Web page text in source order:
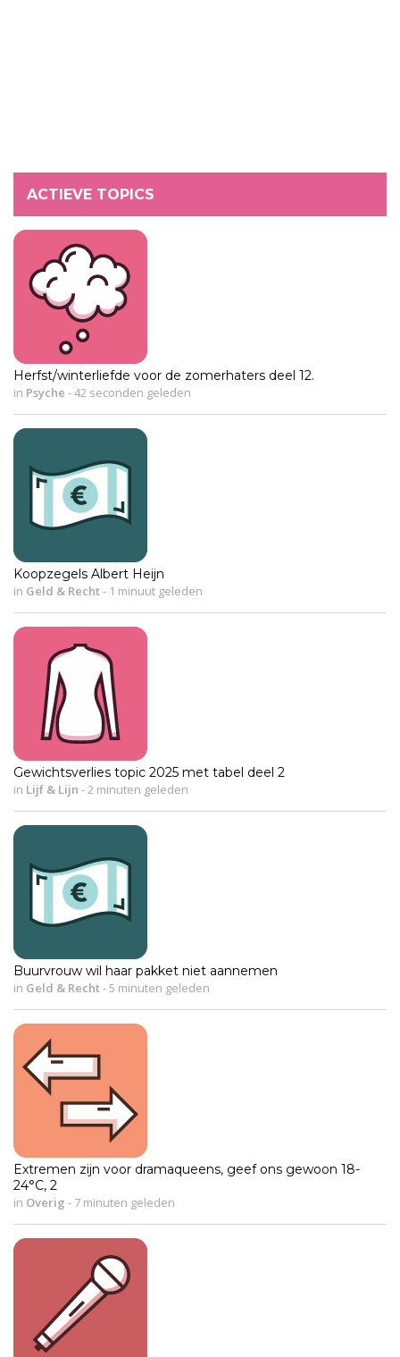
ACTIEVE TOPICS
Herfst/winterliefde voor de zomerhaters deel 12.
in Psyche -42 seconden geleden
Koopzegels Albert Heijn
in Geld & Recht- 1 minuut geleden
Gewichtsverlies topic 2025 met tabel deel 2
in Lijf & Lijn -2 minuten geleden
Buurvrouw wil haar pakket niet aannemen
in Geld & Recht-5 minuten geleden
Extremen zijn voor dramaqueens, geef ons gewoon 18-
24°C, 2
in Overig - 7 minuten geleden